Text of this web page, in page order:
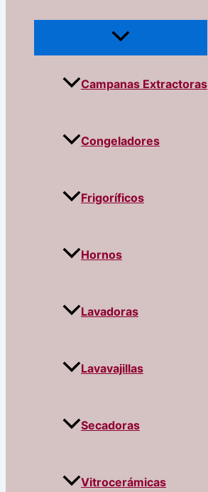
Campanas Extractoras
Congeladores
Frigoríficos
Hornos
Lavadoras
Lavavajillas
Secadoras
Vitrocerámicas